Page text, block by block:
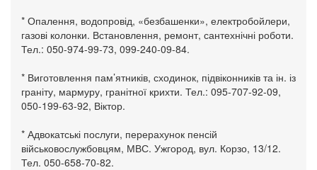
* Опалення, водопровід, «безбашенки», електробойлери,
газові колонки. Встановлення, ремонт, сантехнічні роботи.
Тел.: 050-974-99-73, 099-240-09-84.
* Виготовлення пам’ятників, сходинок, підвіконників та ін. із
граніту, мармуру, гранітної крихти. Тел.: 095-707-92-09,
050-199-63-92, Віктор.
* Адвокатські послуги, перерахунок пенсій
військовослужбовцям, МВС. Ужгород, вул. Корзо, 13/12.
Тел. 050-658-70-82.